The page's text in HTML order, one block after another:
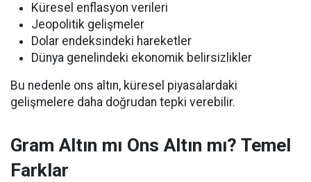
Küresel enflasyon verileri
Jeopolitik gelişmeler
Dolar endeksindeki hareketler
Dünya genelindeki ekonomik belirsizlikler
Bu nedenle ons altın, küresel piyasalardaki
gelişmelere daha doğrudan tepki verebilir.
Gram Altın mı Ons Altın mı? Temel
Farklar